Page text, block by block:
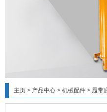
主页 > 产品中心 > 机械配件 > 履带